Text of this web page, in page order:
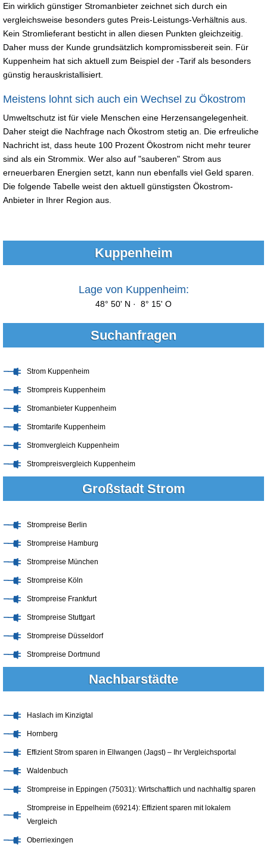
Ein wirklich günstiger Stromanbieter zeichnet sich durch ein
vergleichsweise besonders gutes Preis-Leistungs-Verhältnis aus.
Kein Stromlieferant besticht in allen diesen Punkten gleichzeitig.
Daher muss der Kunde grundsätzlich kompromissbereit sein. Für
Kuppenheim hat sich aktuell zum Beispiel der -Tarif als besonders
günstig herauskristallisiert.
Meistens lohnt sich auch ein Wechsel zu Ökostrom
Umweltschutz ist für viele Menschen eine Herzensangelegenheit.
Daher steigt die Nachfrage nach Ökostrom stetig an. Die erfreuliche
Nachricht ist, dass heute 100 Prozent Ökostrom nicht mehr teurer
sind als ein Strommix. Wer also auf "sauberen" Strom aus
erneuerbaren Energien setzt, kann nun ebenfalls viel Geld sparen.
Die folgende Tabelle weist den aktuell günstigsten Ökostrom-
Anbieter in Ihrer Region aus.
Kuppenheim
Lage von Kuppenheim:
48° 50' N · 8° 15' O
Suchanfragen
Strom Kuppenheim
Strompreis Kuppenheim
Stromanbieter Kuppenheim
Stromtarife Kuppenheim
Stromvergleich Kuppenheim
Strompreisvergleich Kuppenheim
Großstadt Strom
Strompreise Berlin
Strompreise Hamburg
Strompreise München
Strompreise Köln
Strompreise Frankfurt
Strompreise Stuttgart
Strompreise Düsseldorf
Strompreise Dortmund
Nachbarstädte
Haslach im Kinzigtal
Hornberg
Effizient Strom sparen in Ellwangen (Jagst) – Ihr Vergleichsportal
Waldenbuch
Strompreise in Eppingen (75031): Wirtschaftlich und nachhaltig sparen
Strompreise in Eppelheim (69214): Effizient sparen mit lokalem
Vergleich
Oberriexingen